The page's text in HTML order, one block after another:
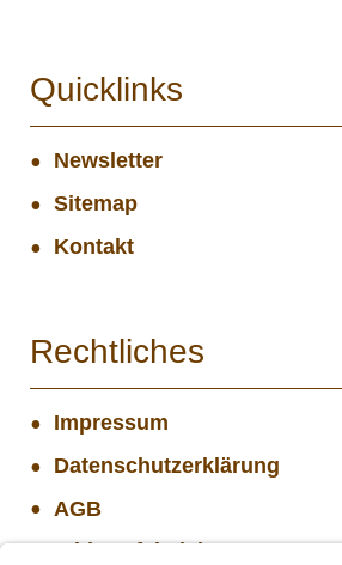
Quicklinks
Newsletter
Sitemap
Kontakt
Rechtliches
Impressum
Datenschutzerklärung
AGB
Widerrufsbelehrung